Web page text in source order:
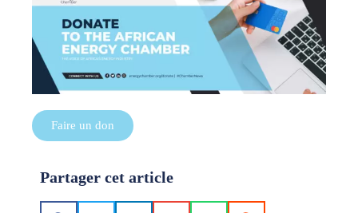
Faire un don
Partager cet article